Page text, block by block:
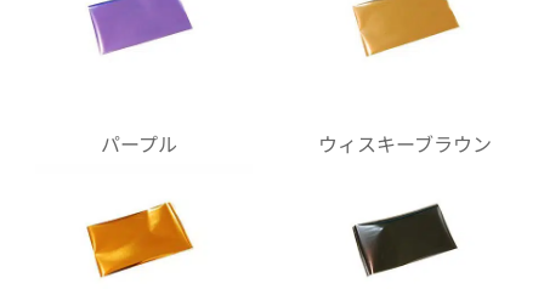
パープル ウィスキーブラウン